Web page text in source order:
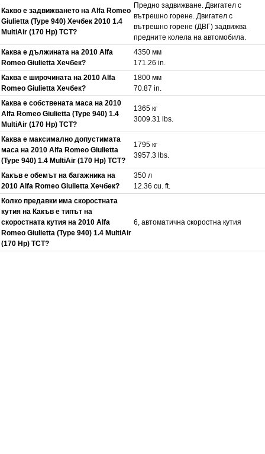
Какво е задвижването на Alfa Romeo
Giulietta (Type 940) Хечбек 2010 1.4
MultiAir (170 Hp) TCT?
Предно задвижване. Двигател с
вътрешно горене. Двигател с
вътрешно горене (ДВГ) задвижва
предните колела на автомобила.
Каква е дължината на 2010 Alfa
Romeo Giulietta Хечбек?
4350 мм
171.26 in.
Каква е широчината на 2010 Alfa
Romeo Giulietta Хечбек?
1800 мм
70.87 in.
Каква е собствената маса на 2010
Alfa Romeo Giulietta (Type 940) 1.4
MultiAir (170 Hp) TCT?
1365 кг
3009.31 lbs.
Каква е максимално допустимата
маса на 2010 Alfa Romeo Giulietta
(Type 940) 1.4 MultiAir (170 Hp) TCT?
1795 кг
3957.3 lbs.
Какъв е обемът на багажника на
2010 Alfa Romeo Giulietta Хечбек?
350 л
12.36 cu. ft.
Колко предавки има скоростната
кутия на Какъв е типът на
скоростната кутия на 2010 Alfa
Romeo Giulietta (Type 940) 1.4 MultiAir
(170 Hp) TCT?
6, автоматична скоростна кутия